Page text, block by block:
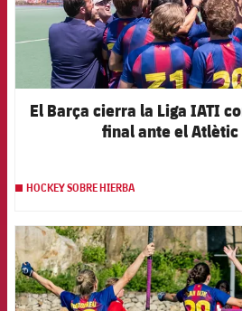
El Barça cierra la Liga IATI
final ante el Atlètic
HOCKEY SOBRE HIERBA
FCB